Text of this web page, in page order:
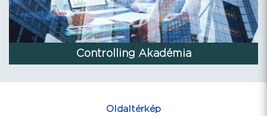
Controlling Akadémia
Oldaltérkép